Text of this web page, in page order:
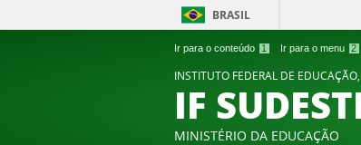
Ir para o conteúdo 1 Ir para o menu 2
BRASIL
INSTITUTO FEDERAL DE
IF
MINISTÉRIO DA EDUCAÇÃO